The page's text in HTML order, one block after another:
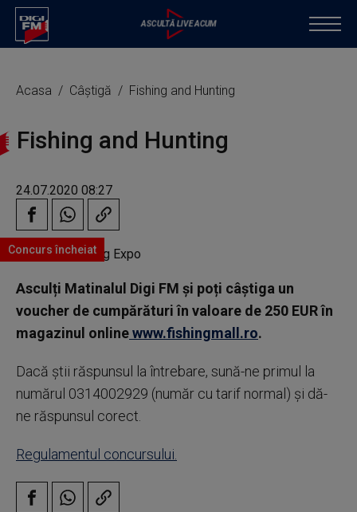
Acasa Câștigă Fishing and Hunting
Fishing and Hunting
24.07.2020 08:27
Concurs încheiat
Asculți Matinalul Digi FM și poți câștiga un
voucher de cumpărături în valoare de 250 EUR în
magazinul onlinewww.fishingmall.ro.
Dacă știi răspunsul la întrebare, sună-ne primul la
numărul 0314002929 (număr cu tarif normal) și dă-
ne răspunsul corect.
Regulamentul concursului.